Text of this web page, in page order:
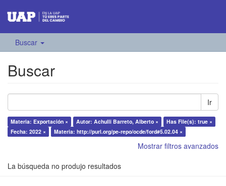
Buscar
Buscar
Ir
Materia: Exportación × Autor: Achulli Barreto, Alberto ×
Has File(s): true ×
Fecha: 2022 ×
Materia: http://purl.org/pe-repo/ocde/ford#5.02.04 ×
Mostrar filtros avanzados
La búsqueda no produjo resultados